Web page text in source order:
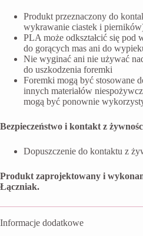
Produkt przeznaczony do
wykrawanie ciastek i
PLA może odkształcić się pod
do gorących mas ani do
Nie wyginać ani nie używać
do uszkodzenia foremki
Foremki mogą być stosowane
innych materiałów
mogą być ponownie
Bezpieczeństwo i kontakt z
Dopuszczenie do kontaktu z
Produkt zaprojektowany i
Łączniak.
Informacje dodatkowe